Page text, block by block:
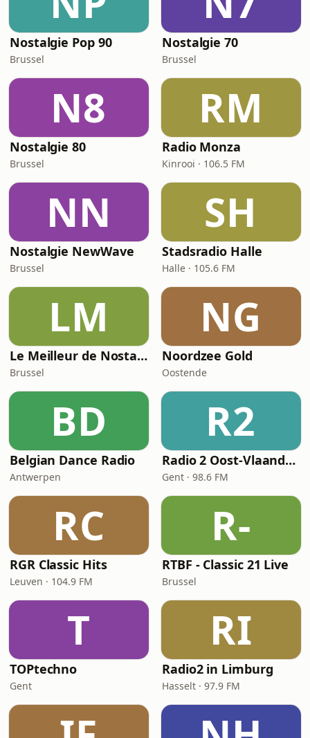
Nostalgie Pop 90
Brussel
Nostalgie 70
Brussel
N8
Nostalgie 80
Brussel
RM
Radio Monza
Kinrooi · 106.5 FM
NN
Nostalgie NewWave
Brussel
SH
Stadsradio Halle
Halle · 105.6 FM
LM
Le Meilleur de Nostalgie
Brussel
NG
Noordzee Gold
Oostende
BD
Belgian Dance Radio
Antwerpen
R2
Radio 2 Oost-Vlaanderen
Gent · 98.6 FM
RC
RGR Classic Hits
Leuven · 104.9 FM
R-
RTBF - Classic 21 Live
Brussel
T
TOPtechno
Gent
RI
Radio2 in Limburg
Hasselt · 97.9 FM